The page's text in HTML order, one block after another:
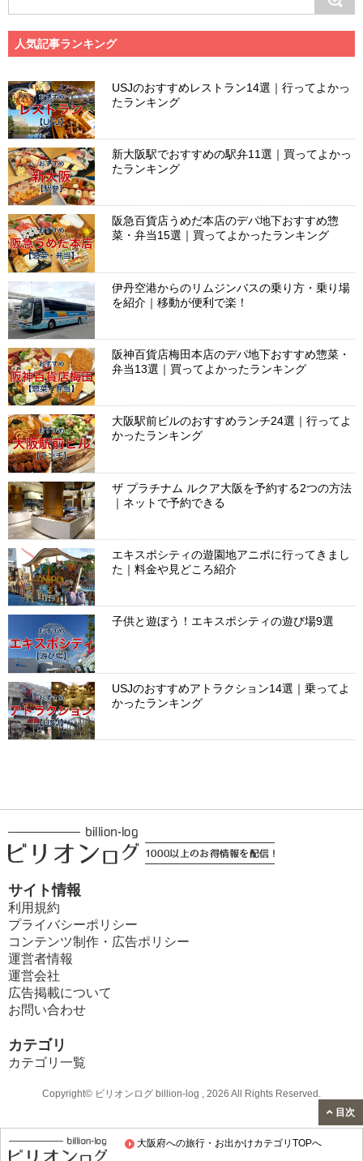
大阪府への旅行・お出かけカテゴリTOPへ
人気記事ランキング
USJのおすすめレストラン14選｜行ってよかっ
たランキング
新大阪駅でおすすめの駅弁11選｜買ってよかっ
たランキング
阪急百貨店うめだ本店のデパ地下おすすめ惣
菜・弁当15選｜買ってよかったランキング
伊丹空港からのリムジンバスの乗り方・乗り場
を紹介｜移動が便利で楽！
阪神百貨店梅田本店のデパ地下おすすめ惣菜・
弁当13選｜買ってよかったランキング
大阪駅前ビルのおすすめランチ24選｜行ってよ
かったランキング
ザ プラチナム ルクア大阪を予約する2つの方法
｜ネットで予約できる
エキスポシティの遊園地アニポに行ってきまし
た｜料金や見どころ紹介
子供と遊ぼう！エキスポシティの遊び場9選
USJのおすすめアトラクション14選｜乗ってよ
かったランキング
サイト情報
利用規約
プライバシーポリシー
コンテンツ制作・広告ポリシー
運営者情報
運営会社
広告掲載について
お問い合わせ
カテゴリ
カテゴリ一覧
Copyright© ビリオンログ billion-log , 2026 All Rights Reserved.
目次